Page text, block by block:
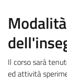
Il corso sarà
ed attività